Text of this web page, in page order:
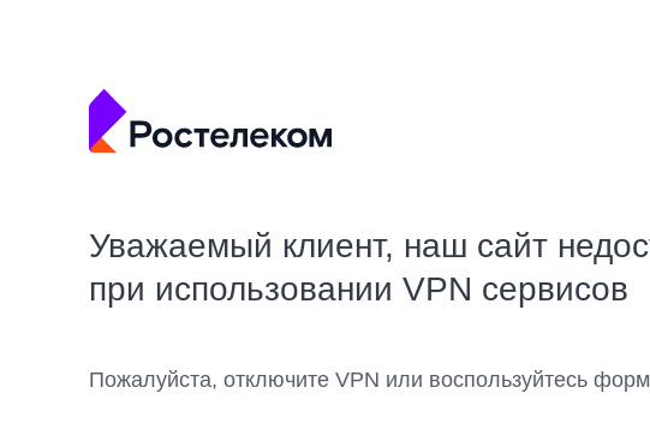
Уважаемый клиент, наш сайт
при использовании VPN сервисов
Пожалуйста, отключите VPN или воспользуйтесь